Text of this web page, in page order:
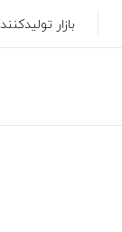
بازار